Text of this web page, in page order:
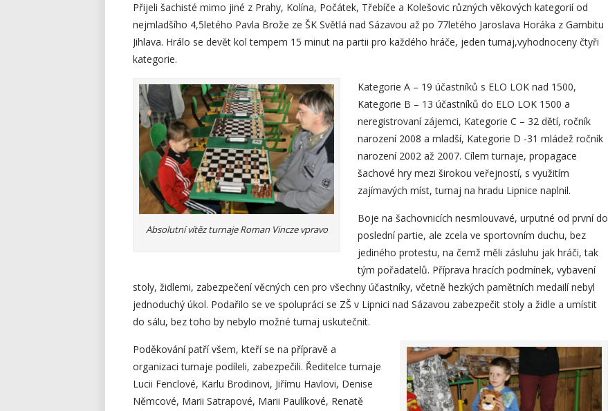
Přijeli šachisté mimo jiné z Prahy, Kolína, Počátek, Třebíče a Kolešovic různých věkových kategorií od
nejmladšího 4,5letého Pavla Brože ze ŠK Světlá nad Sázavou až po 77letého Jaroslava Horáka z Gambitu
Jihlava. Hrálo se devět kol tempem 15 minut na partii pro každého hráče, jeden turnaj,vyhodnoceny čtyři
kategorie.
Absolutní vítěz turnaje Roman Vincze vpravo
Kategorie A – 19 účastníků s ELO LOK nad 1500,
Kategorie B – 13 účastníků do ELO LOK 1500 a
neregistrovaní zájemci, Kategorie C – 32 dětí, ročník
narození 2008 a mladší, Kategorie D -31 mládež ročník
narození 2002 až 2007. Cílem turnaje, propagace
šachové hry mezi širokou veřejností, s využitím
zajímavých míst, turnaj na hradu Lipnice naplnil.
Boje na šachovnicích nesmlouvavé, urputné od první do
poslední partie, ale zcela ve sportovním duchu, bez
jediného protestu, na čemž měli zásluhu jak hráči, tak
tým pořadatelů. Příprava hracích podmínek, vybavení
stoly, židlemi, zabezpečení věcných cen pro všechny účastníky, včetně hezkých pamětních medailí nebyl
jednoduchý úkol. Podařilo se ve spolupráci se ZŠ v Lipnici nad Sázavou zabezpečit stoly a židle a umístit
do sálu, bez toho by nebylo možné turnaj uskutečnit.
Poděkování patří všem, kteří se na přípravě a
organizaci turnaje podíleli, zabezpečili. Ředitelce turnaje
Lucii Fenclové, Karlu Brodinovi, Jiřímu Havlovi, Denise
Němcové, Marii Satrapové, Marii Paulíkové, Renatě